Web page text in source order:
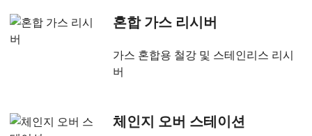
혼합 가스 리시버
가스 혼합용 철강 및 스테인리스 리시
버
체인지 오버 스테이션